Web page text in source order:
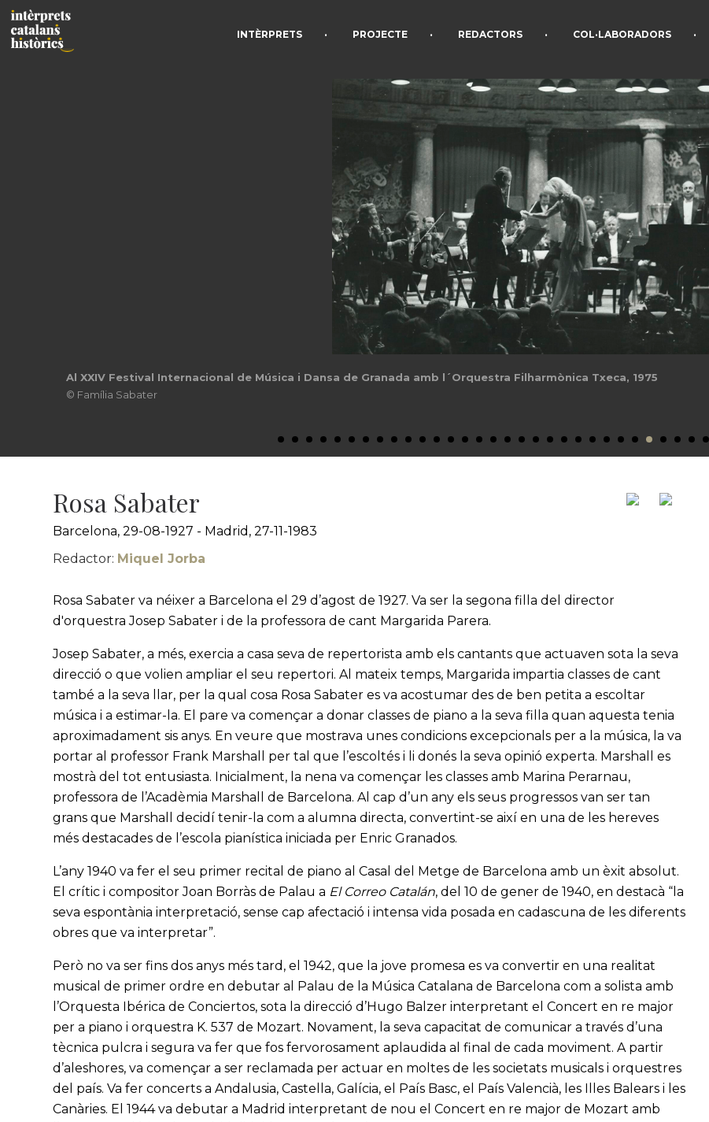
INTÈRPRETS • PROJECTE • REDACTORS • COL·LABORADORS •
Al XXIV Festival Internacional de Música i Dansa de Granada amb l´Orquestra Filharmònica Txeca, 1975
© Família Sabater
Rosa Sabater
Barcelona, 29-08-1927 - Madrid, 27-11-1983
Redactor: Miquel Jorba
Rosa Sabater va néixer a Barcelona el 29 d’agost de 1927. Va ser la segona filla del director
d'orquestra Josep Sabater i de la professora de cant Margarida Parera.
Josep Sabater, a més, exercia a casa seva de repertorista amb els cantants que actuaven sota la seva
direcció o que volien ampliar el seu repertori. Al mateix temps, Margarida impartia classes de cant
també a la seva llar, per la qual cosa Rosa Sabater es va acostumar des de ben petita a escoltar
música i a estimar-la. El pare va començar a donar classes de piano a la seva filla quan aquesta tenia
aproximadament sis anys. En veure que mostrava unes condicions excepcionals per a la música, la va
portar al professor Frank Marshall per tal que l’escoltés i li donés la seva opinió experta. Marshall es
mostrà del tot entusiasta. Inicialment, la nena va començar les classes amb Marina Perarnau,
professora de l’Acadèmia Marshall de Barcelona. Al cap d’un any els seus progressos van ser tan
grans que Marshall decidí tenir-la com a alumna directa, convertint-se així en una de les hereves
més destacades de l’escola pianística iniciada per Enric Granados.
L’any 1940 va fer el seu primer recital de piano al Casal del Metge de Barcelona amb un èxit absolut.
El crític i compositor Joan Borràs de Palau a El Correo Catalán, del 10 de gener de 1940, en destacà “la
seva espontània interpretació, sense cap afectació i intensa vida posada en cadascuna de les diferents
obres que va interpretar”.
Però no va ser fins dos anys més tard, el 1942, que la jove promesa es va convertir en una realitat
musical de primer ordre en debutar al Palau de la Música Catalana de Barcelona com a solista amb
l’Orquesta Ibérica de Conciertos, sota la direcció d’Hugo Balzer interpretant el Concert en re major
per a piano i orquestra K. 537 de Mozart. Novament, la seva capacitat de comunicar a través d’una
tècnica pulcra i segura va fer que fos fervorosament aplaudida al final de cada moviment. A partir
d’aleshores, va començar a ser reclamada per actuar en moltes de les societats musicals i orquestres
del país. Va fer concerts a Andalusia, Castella, Galícia, el País Basc, el País Valencià, les Illes Balears i les
Canàries. El 1944 va debutar a Madrid interpretant de nou el Concert en re major de Mozart amb